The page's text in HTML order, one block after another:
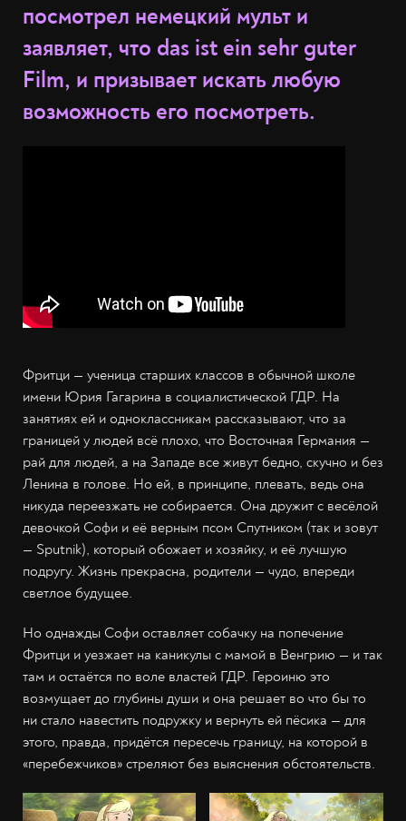
посмотрел немецкий мульт и
заявляет, что das ist ein sehr guter
Film, и призывает искать любую
возможность его посмотреть.
Фритци — ученица старших классов в обычной школе
имени Юрия Гагарина в социалистической ГДР. На
занятиях ей и одноклассникам рассказывают, что за
границей у людей всё плохо, что Восточная Германия —
рай для людей, а на Западе все живут бедно, скучно и без
Ленина в голове. Но ей, в принципе, плевать, ведь она
никуда переезжать не собирается. Она дружит с весёлой
девочкой Софи и её верным псом Спутником (так и зовут
— Sputnik), который обожает и хозяйку, и её лучшую
подругу. Жизнь прекрасна, родители — чудо, впереди
светлое будущее.
Но однажды Софи оставляет собачку на попечение
Фритци и уезжает на каникулы с мамой в Венгрию — и так
там и остаётся по воле властей ГДР. Героиню это
возмущает до глубины души и она решает во что бы то
ни стало навестить подружку и вернуть ей пёсика — для
этого, правда, придётся пересечь границу, на которой в
«перебежчиков» стреляют без выяснения обстоятельств.